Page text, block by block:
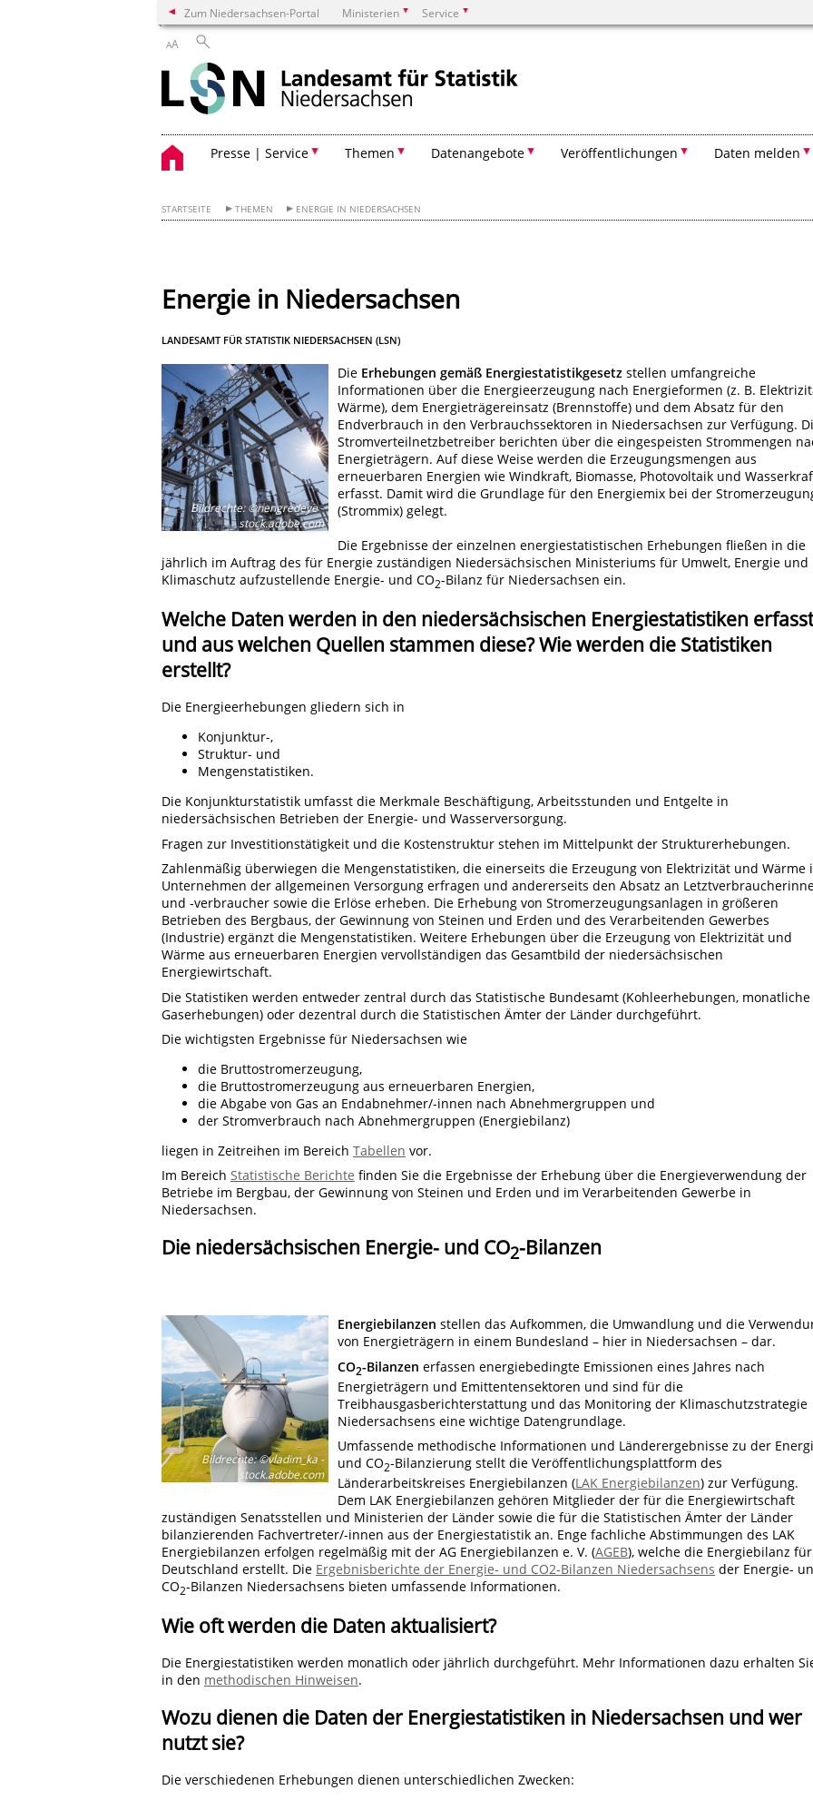
Zum Niedersachsen-Portal Ministerien Service
AA
Suchen
Presse | Service Themen Datenangebote Veröffentlichungen Daten melden
STARTSEITE THEMEN ENERGIE IN NIEDERSACHSEN
Energie in Niedersachsen
LANDESAMT FÜR STATISTIK NIEDERSACHSEN (LSN)
Bildrechte:©nengredeye -
stock.adobe.com
Die Erhebungen gemäß Energiestatistikgesetz stellen umfangreiche
Informationen über die Energieerzeugung nach Energieformen (z. B.
Wärme), dem Energieträgereinsatz (Brennstoffe) und dem Absatz für den
Endverbrauch in den Verbrauchssektoren in Niedersachsen zur Verfügung.
Stromverteilnetzbetreiber berichten über die eingespeisten Strommengen
Energieträgern. Auf diese Weise werden die Erzeugungsmengen aus
erneuerbaren Energien wie Windkraft, Biomasse, Photovoltaik und
erfasst. Damit wird die Grundlage für den Energiemix bei der
(Strommix) gelegt.
Die Ergebnisse der einzelnen energiestatistischen Erhebungen fließen in die
jährlich im Auftrag des für Energie zuständigen Niedersächsischen Ministeriums für Umwelt, Energie und
Klimaschutz aufzustellende Energie- und CO2-Bilanz für Niedersachsen ein.
Welche Daten werden in den niedersächsischen Energiestatistiken erfasst
und aus welchen Quellen stammen diese? Wie werden die Statistiken
erstellt?
Die Energieerhebungen gliedern sich in
Konjunktur-,
Struktur- und
Mengenstatistiken.
Die Konjunkturstatistik umfasst die Merkmale Beschäftigung, Arbeitsstunden und Entgelte in
niedersächsischen Betrieben der Energie- und Wasserversorgung.
Fragen zur Investitionstätigkeit und die Kostenstruktur stehen im Mittelpunkt der Strukturerhebungen.
Zahlenmäßig überwiegen die Mengenstatistiken, die einerseits die Erzeugung von Elektrizität und Wärme
Unternehmen der allgemeinen Versorgung erfragen und andererseits den Absatz an
und -verbraucher sowie die Erlöse erheben. Die Erhebung von Stromerzeugungsanlagen in größeren
Betrieben des Bergbaus, der Gewinnung von Steinen und Erden und des Verarbeitenden Gewerbes
(Industrie) ergänzt die Mengenstatistiken. Weitere Erhebungen über die Erzeugung von Elektrizität und
Wärme aus erneuerbaren Energien vervollständigen das Gesamtbild der niedersächsischen
Energiewirtschaft.
Die Statistiken werden entweder zentral durch das Statistische Bundesamt (Kohleerhebungen, monatliche
Gaserhebungen) oder dezentral durch die Statistischen Ämter der Länder durchgeführt.
Die wichtigsten Ergebnisse für Niedersachsen wie
die Bruttostromerzeugung,
die Bruttostromerzeugung aus erneuerbaren Energien,
die Abgabe von Gas an Endabnehmer/-innen nach Abnehmergruppen und
der Stromverbrauch nach Abnehmergruppen (Energiebilanz)
liegen in Zeitreihen im Bereich Tabellen vor.
Im Bereich Statistische Berichte finden Sie die Ergebnisse der Erhebung über die Energieverwendung der
Betriebe im Bergbau, der Gewinnung von Steinen und Erden und im Verarbeitenden Gewerbe in
Niedersachsen.
Die niedersächsischen Energie- und CO2-Bilanzen
Bildrechte:©vladim_ka -
stock.adobe.com
Energiebilanzen stellen das Aufkommen, die Umwandlung und die
von Energieträgern in einem Bundesland – hier in Niedersachsen – dar.
CO2-Bilanzen erfassen energiebedingte Emissionen eines Jahres nach
Energieträgern und Emittentensektoren und sind für die
Treibhausgasberichterstattung und das Monitoring der Klimaschutzstrategie
Niedersachsens eine wichtige Datengrundlage.
Umfassende methodische Informationen und Länderergebnisse zu der
und CO2-Bilanzierung stellt die Veröffentlichungsplattform des
Länderarbeitskreises Energiebilanzen (LAK Energiebilanzen) zur Verfügung.
Dem LAK Energiebilanzen gehören Mitglieder der für die Energiewirtschaft
zuständigen Senatsstellen und Ministerien der Länder sowie die für die Statistischen Ämter der Länder
bilanzierenden Fachvertreter/-innen aus der Energiestatistik an. Enge fachliche Abstimmungen des LAK
Energiebilanzen erfolgen regelmäßig mit der AG Energiebilanzen e. V. (AGEB), welche die Energiebilanz für
Deutschland erstellt. Die Ergebnisberichte der Energie- und CO2-Bilanzen Niedersachsens der Energie-
CO2-Bilanzen Niedersachsens bieten umfassende Informationen.
Wie oft werden die Daten aktualisiert?
Die Energiestatistiken werden monatlich oder jährlich durchgeführt. Mehr Informationen dazu erhalten
in den methodischen Hinweisen.
Wozu dienen die Daten der Energiestatistiken in Niedersachsen und wer
nutzt sie?
Die verschiedenen Erhebungen dienen unterschiedlichen Zwecken: